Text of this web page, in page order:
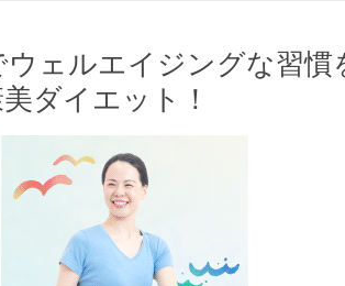
ェルエイジングな習慣
ダイエット！